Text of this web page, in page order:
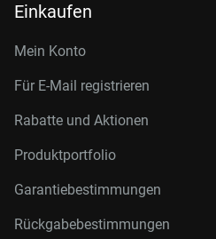
Einkaufen
Mein Konto
Für E-Mail registrieren
Rabatte und Aktionen
Produktportfolio
Garantiebestimmungen
Rückgabebestimmungen